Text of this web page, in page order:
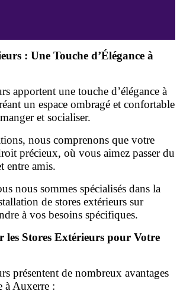
: Une Touche d’Élégance à
apportent une touche d’élégance à
un espace ombragé et confortable
et socialiser.
nous comprenons que votre
précieux, où vous aimez passer du
entre amis.
nous sommes spécialisés dans la
de stores extérieurs sur
à vos besoins spécifiques.
Stores Extérieurs pour Votre
présentent de nombreux avantages
à Auxerre :